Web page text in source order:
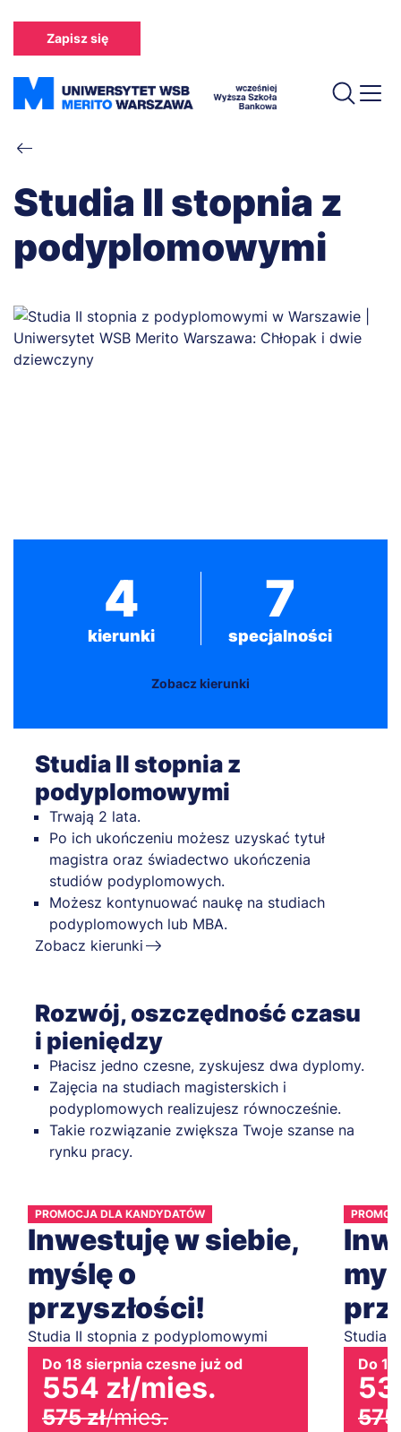
treści
Zapisz się
Ścieżka
nawigacyjna
Studia II stopnia z
podyplomowymi
4
kierunki
7
specjalności
Zobacz kierunki
Studia II stopnia z
podyplomowymi
Trwają 2 lata.
Po ich ukończeniu możesz uzyskać tytuł
magistra oraz świadectwo ukończenia
studiów podyplomowych.
Możesz kontynuować naukę na studiach
podyplomowych lub MBA.
Zobacz kierunki
Rozwój, oszczędność czasu
i pieniędzy
Płacisz jedno czesne, zyskujesz dwa dyplomy.
Zajęcia na studiach magisterskich i
podyplomowych realizujesz równocześnie.
Takie rozwiązanie zwiększa Twoje szanse na
rynku pracy.
PROMOCJA DLA KANDYDATÓW
Inwestuję w siebie,
myślę o
przyszłości!
Studia II stopnia z podyplomowymi
Do 18 sierpnia czesne już od
554 zł/mies.
575 zł/mies.
Studia
Do
575